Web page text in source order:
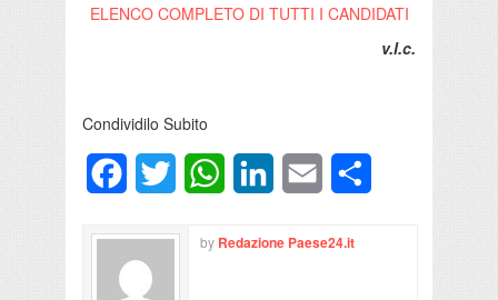
ELENCO COMPLETO DI TUTTI I CANDIDATI
v.l.c.
Condividilo Subito
FacebookTwitter WhatsAppLinkedInEmail
by Redazione Paese24.it